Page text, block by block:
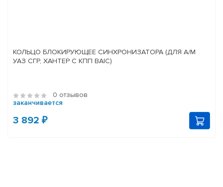
КОЛЬЦО БЛОКИРУЮЩЕЕ СИНХРОНИЗАТОРА (ДЛЯ А/М
УАЗ СГР, ХАНТЕР С КПП BAIC)
0 отзывов
заканчивается
3 892 ₽